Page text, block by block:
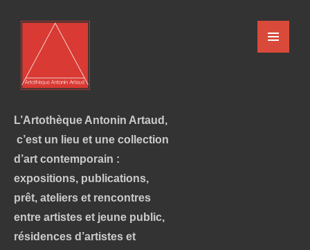
L’Artothèque Antonin Artaud,
c’est un lieu et une collection
d’art contemporain :
expositions, publications,
prêt, ateliers et rencontres
entre artistes et jeune public,
résidences d’artistes et